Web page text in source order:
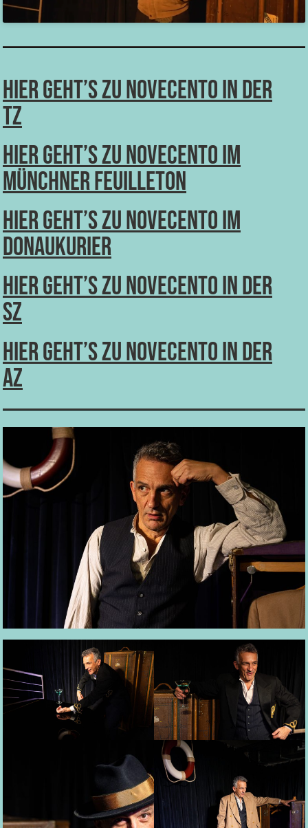
Hier geht’s zu Novecento in der
TZ
Hier geht’s zu Novecento im
Münchner Feuilleton
Hier geht’s zu Novecento im
Donaukurier
Hier geht’s zu Novecento in der
SZ
Hier geht’s zu Novecento in der
AZ